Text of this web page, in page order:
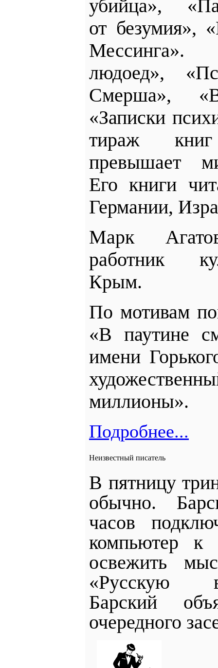
убийца»,
от безумия»,
Мессинга».
людоед»,
Смерша»,
«Записки
тираж
превышает
Его книги
Германии,
Марк
работник
Крым.
По мотивам
«В паутине
имени
миллионы».
Подробнее...
Неизвестный писатель
В пятницу
обычно.
часов
компьютер к
освежить
«Русскую
Барский
очередного